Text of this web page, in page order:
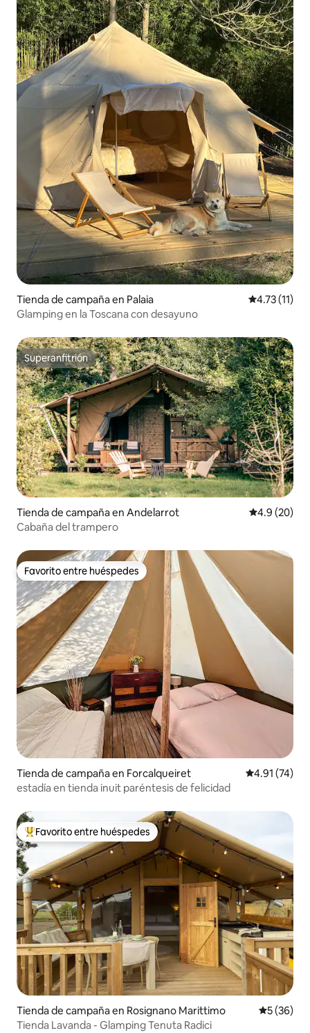
Tienda de campaña en Palaia Calificación
4.73 (11)
Glamping en la Toscana con desayuno
Superanfitrión
Superanfitrión
Tienda de campaña en Andelarrot Calificación
4.9 (20)
Cabaña del trampero
Favorito entre huéspedes
Favorito entre huéspedes
Tienda de campaña en Forcalqueiret Calificación
4.91 (74)
estadía en tienda inuit paréntesis de felicidad
De los mejores en Favorito entre huéspedes
Favorito entre huéspedes
Tienda de campaña en Rosignano Marittimo
5 (36)
Tienda Lavanda - Glamping Tenuta Radici